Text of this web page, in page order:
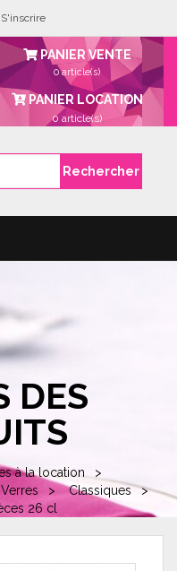
S'inscrire
PANIER VENTE
0 article(s)
PANIER LOCATION
0 article(s)
Rechercher
DES
à la location
Verres
Classiques
26 cl